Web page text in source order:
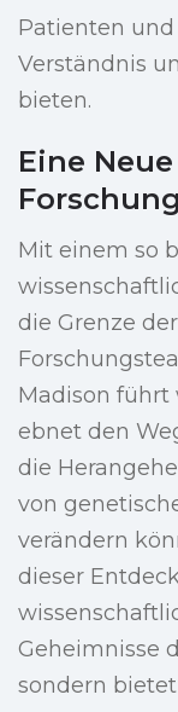
Patienten
Verständnis
bieten.
Eine
Forschung
Mit einem so
die Grenze
Madison führt
ebnet den
die
von
verändern
dieser
Geheimnisse
sondern